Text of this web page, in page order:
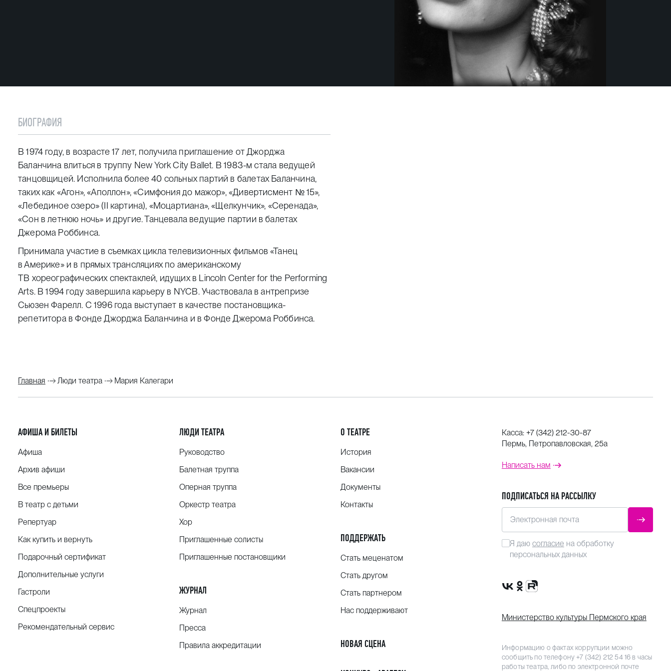
БИОГРАФИЯ
В 1974 году, в возрасте 17 лет, получила приглашение от Джорджа
Баланчина влиться в труппу New York City Ballet. В 1983-м стала ведущей
танцовщицей. Исполнила более 40 сольных партий в балетах Баланчина,
таких как «Агон», «Аполлон», «Симфония до мажор», «Дивертисмент № 15»,
«Лебединое озеро» (II картина), «Моцартиана», «Щелкунчик», «Серенада»,
«Сон в летнюю ночь» и другие. Танцевала ведущие партии в балетах
Джерома Роббинса.
Принимала участие в съемках цикла телевизионных фильмов «Танец
в Америке» и в прямых трансляциях по американскому
ТВ хореографических спектаклей, идущих в Lincoln Center for the Performing
Arts. В 1994 году завершила карьеру в NYCB. Участвовала в антрепризе
Сьюзен Фарелл. С 1996 года выступает в качестве постановщика-
репетитора в Фонде Джорджа Баланчина и в Фонде Джерома Роббинса.
Главная Люди театра Мария Калегари
АФИША И БИЛЕТЫ
Афиша
Архив афиши
Все премьеры
В театр с детьми
Репертуар
Как купить и вернуть
Подарочный сертификат
Дополнительные услуги
Гастроли
Спецпроекты
Рекомендательный сервис
ЛЮДИ ТЕАТРА
Руководство
Балетная труппа
Оперная труппа
Оркестр театра
Хор
Приглашенные солисты
Приглашенные постановщики
ЖУРНАЛ
Журнал
Пресса
Правила аккредитации
О ТЕАТРЕ
История
Вакансии
Документы
Контакты
ПОДДЕРЖАТЬ
Стать меценатом
Стать другом
Стать партнером
Нас поддерживают
НОВАЯ СЦЕНА
Касса: +7 (342) 212-30-87
Пермь, Петропавловская, 25а
Написать нам
ПОДПИСАТЬСЯ НА РАССЫЛКУ
Электронная почта
Я даю согласие на обработку
персональных данных
Сообщество VK
Группа в одноклассниках
Канал Rutube
Министерство культуры Пермского края
Информацию о фактах коррупции можно
сообщить по телефону+7 (342) 212 54 16 в часы
работы театра, либо по электронной почте